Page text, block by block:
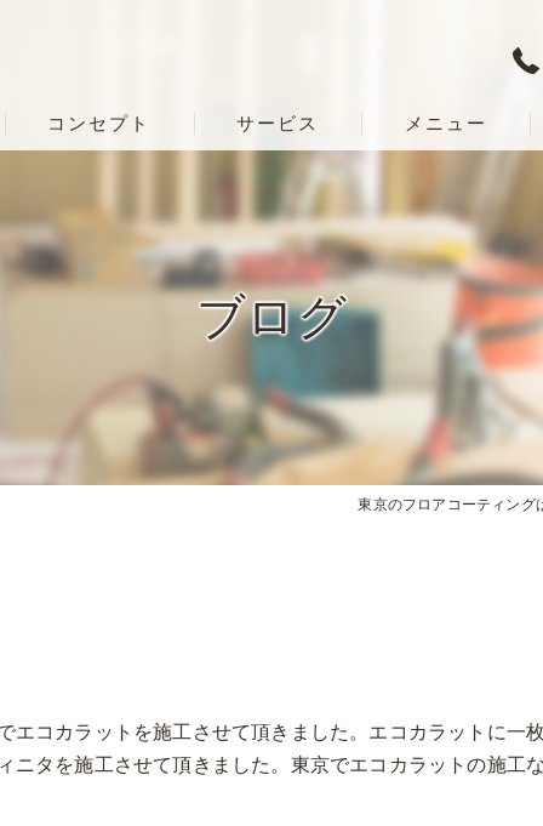
コンセプト サービス メニュー
ブログ
東京のフロアコーティング
コカラットを施工させて頂きました。エコカラットに一
タを施工させて頂きました。東京でエコカラットの施工